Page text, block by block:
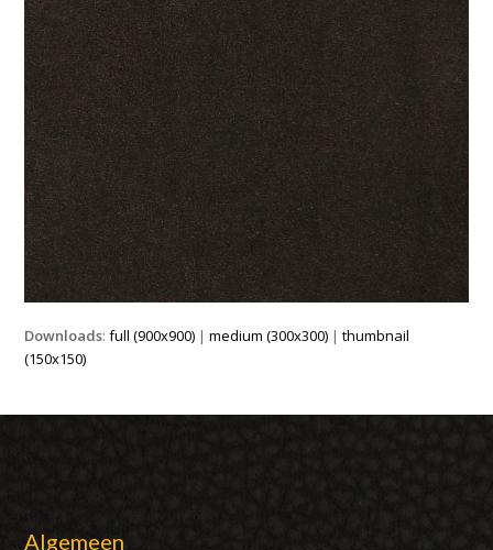
Downloads:full (900x900) |medium (300x300) |thumbnail
(150x150)
Algemeen